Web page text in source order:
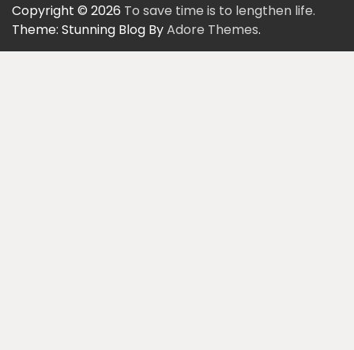
Copyright © 2026 To save time is to lengthen life.
Theme: Stunning Blog ByAdore Themes.